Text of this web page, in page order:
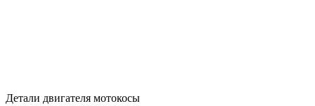
Детали двигателя мотокосы